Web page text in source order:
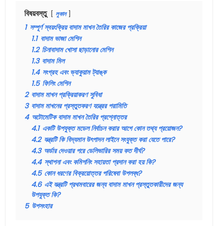
বিষয়বস্তু লুকান
1 সম্পূর্ণ স্বয়ংক্রিয় বাদাম মাখন তৈরির কাজের প্রক্রিয়া
1.1 বাদাম ভাজা মেশিন
1.2 চিনাবাদাম খোসা ছাড়ানোর মেশিন
1.3 বাদাম মিল
1.4 সংগ্রহ এবং ভ্যাকুয়াম ট্যাঙ্ক
1.5 ফিলিং মেশিন
2 বাদাম মাখন প্রক্রিয়াকরণ সুবিধা
3 বাদাম মাখনের প্রস্তুতকরণ যন্ত্রের পরামিতি
4 অটোমেটিক বাদাম মাখন তৈরির প্রশ্নোত্তর
4.1 একটি উপযুক্ত মডেল নির্বাচন করার আগে কোন তথ্য প্রয়োজন?
4.2 যন্ত্রটি কি বিদ্যমান উৎপাদন লাইনে সংযুক্ত করা যেতে পারে?
4.3 অর্ডার দেওয়ার পরে ডেলিভারির সময় কত দীর্ঘ?
4.4 স্থাপনা এবং কমিশনিং সহায়তা প্রদান করা হয় কি?
4.5 কোন ধরণের বিক্রয়োত্তর পরিষেবা উপলব্ধ?
4.6 এই যন্ত্রটি প্রথমবারের জন্য বাদাম মাখন প্রস্তুতকারীদের জন্য
উপযুক্ত কি?
5 উপসংহার